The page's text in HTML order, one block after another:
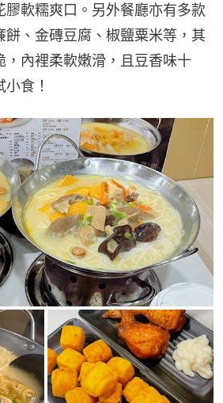
膠軟糯爽口。另外餐廳亦有多款
餅、金磚豆腐、椒鹽粟米等，其
，內裡柔軟嫩滑，且豆香味十
食！